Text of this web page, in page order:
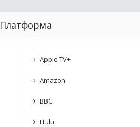
Платформа
Apple TV+
Amazon
BBC
Hulu